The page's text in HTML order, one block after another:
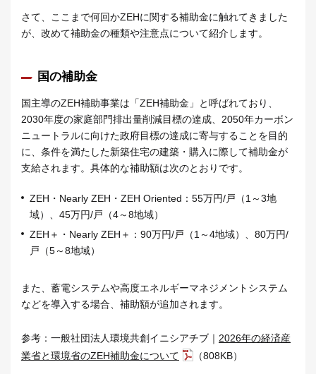
さて、ここまで何回かZEHに関する補助金に触れてきました
が、改めて補助金の種類や注意点について紹介します。
国の補助金
国主導のZEH補助事業は「ZEH補助金」と呼ばれており、
2030年度の家庭部門排出量削減目標の達成、2050年カーボン
ニュートラルに向けた政府目標の達成に寄与することを目的
に、条件を満たした新築住宅の建築・購入に際して補助金が
支給されます。具体的な補助額は次のとおりです。
ZEH・Nearly ZEH・ZEH Oriented：55万円/戸（1～3地
域）、45万円/戸（4～8地域）
ZEH＋・Nearly ZEH＋：90万円/戸（1～4地域）、80万円/
戸（5～8地域）
また、蓄電システムや高度エネルギーマネジメントシステム
などを導入する場合、補助額が追加されます。
参考：一般社団法人環境共創イニシアチブ｜ 2026年の経済産
業省と環境省のZEH補助金について
（808KB）